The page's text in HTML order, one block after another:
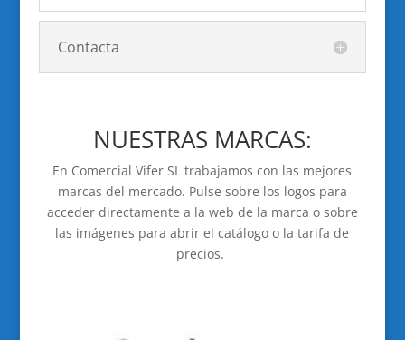
Contacta
NUESTRAS MARCAS:
En Comercial Vifer SL trabajamos con las mejores
marcas del mercado. Pulse sobre los logos para
acceder directamente a la web de la marca o sobre
las imágenes para abrir el catálogo o la tarifa de
precios.